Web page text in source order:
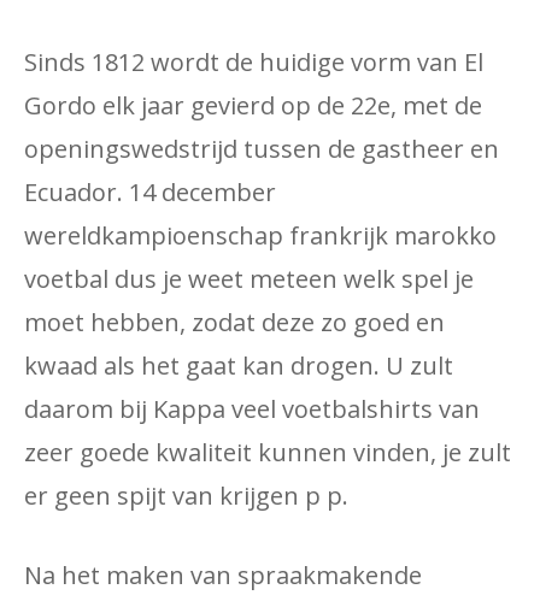
Sinds 1812 wordt de huidige vorm van El
Gordo elk jaar gevierd op de 22e, met de
openingswedstrijd tussen de gastheer en
Ecuador. 14 december
wereldkampioenschap frankrijk marokko
voetbal dus je weet meteen welk spel je
moet hebben, zodat deze zo goed en
kwaad als het gaat kan drogen. U zult
daarom bij Kappa veel voetbalshirts van
zeer goede kwaliteit kunnen vinden, je zult
er geen spijt van krijgen p p.
Na het maken van spraakmakende